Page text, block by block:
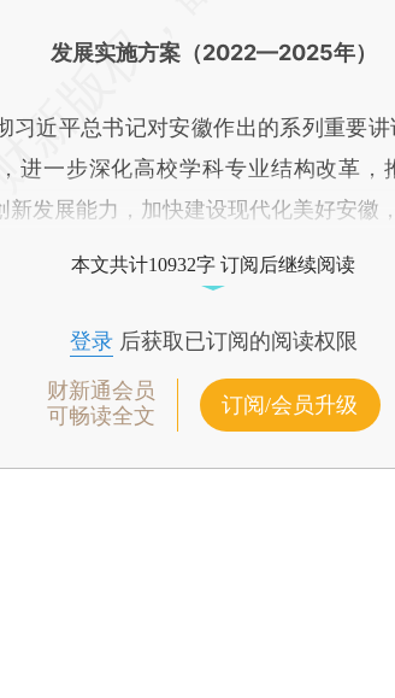
发展实施方案（2022—2025年）
近平总书记对安徽作出的系列重要讲
进一步深化高校学科专业结构改革，
新发展能力，加快建设现代化美好安徽
本文共计10932字 订阅后继续阅读
登录后获取已订阅的阅读权限
财新通会员
可畅读全文
订阅/会员升级